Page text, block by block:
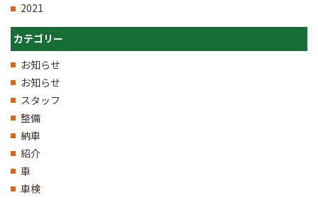
2021
カテゴリー
お知らせ
お知らせ
スタッフ
整備
納車
紹介
車
車検